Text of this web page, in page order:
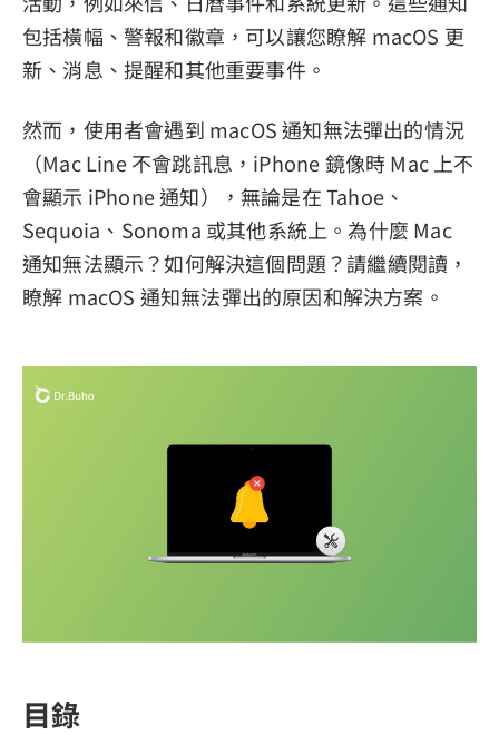
包括橫幅、警報和徽章，可以讓您瞭解 macOS 更
新、消息、提醒和其他重要事件。
然而，使用者會遇到 macOS 通知無法彈出的情況
（Mac Line 不會跳訊息，iPhone 鏡像時 Mac 上不
會顯示 iPhone 通知），無論是在 Tahoe、
Sequoia、Sonoma 或其他系統上。為什麼 Mac
通知無法顯示？如何解決這個問題？請繼續閱讀，
瞭解 macOS 通知無法彈出的原因和解決方案。
目錄